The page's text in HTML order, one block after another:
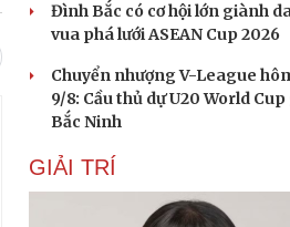
Đình Bắc có cơ hội lớn giành
vua phá lưới ASEAN Cup 2026
Chuyển nhượng V-League
9/8: Cầu thủ dự U20 World
Bắc Ninh
GIẢI TRÍ